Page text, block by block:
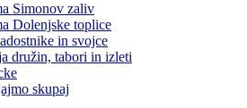
Simonov zaliv
Dolenjske toplice
in svojce
družin, tabori in izleti
skupaj